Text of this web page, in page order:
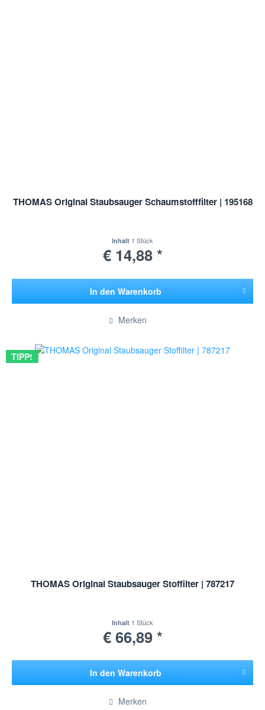
THOMAS Original Staubsauger Schaumstofffilter | 195168
Inhalt 1 Stück
€ 14,88 *
In den Warenkorb
Merken
TIPP!
THOMAS Original Staubsauger Stoffilter | 787217
Inhalt 1 Stück
€ 66,89 *
In den Warenkorb
Hinzugefügt
Merken